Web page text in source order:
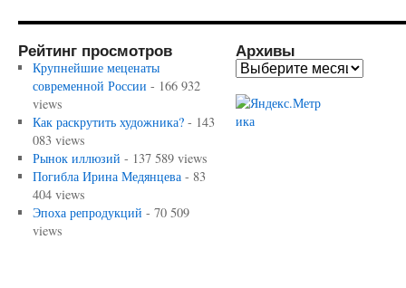
Рейтинг просмотров
Крупнейшие меценаты
современной России - 166 932
views
Как раскрутить художника?- 143
083 views
Рынок иллюзий - 137 589 views
Погибла Ирина Медянцева- 83
404 views
Эпоха репродукций - 70 509
views
Архивы